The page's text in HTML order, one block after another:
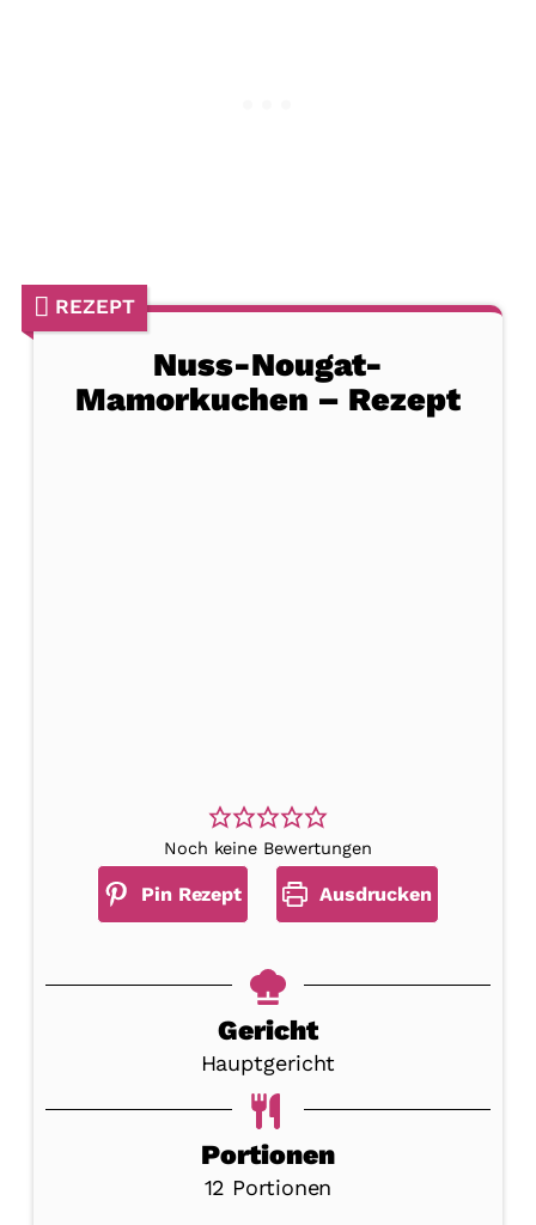
REZEPT
Nuss-Nougat-
Mamorkuchen – Rezept
Noch keine Bewertungen
Pin Rezept Ausdrucken
Gericht
Hauptgericht
Portionen
12 Portionen